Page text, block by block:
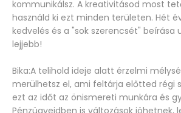
kommunikálsz. A kreativitásod most
használd ki ezt minden területen. Hét
kedvelés és a "sok szerencsét" beírása
lejjebb!
Bika:A telihold ideje alatt érzelmi
merülhetsz el, ami feltárja előtted régi
ezt az időt az önismereti munkára és
Pénzügyeidben is változások jöhetnek,